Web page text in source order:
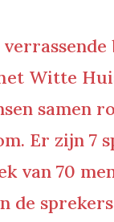
Witte
samen
Er zijn 7
van 70
de